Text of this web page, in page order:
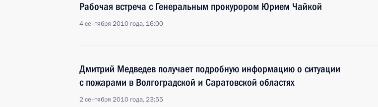
Рабочая встреча с Генеральным прокурором Юрием Чайкой
4 сентября 2010 года, 16:00
Дмитрий Медведев получает подробную информацию о ситуации
с пожарами в Волгоградской и Саратовской областях
2 сентября 2010 года, 23:55